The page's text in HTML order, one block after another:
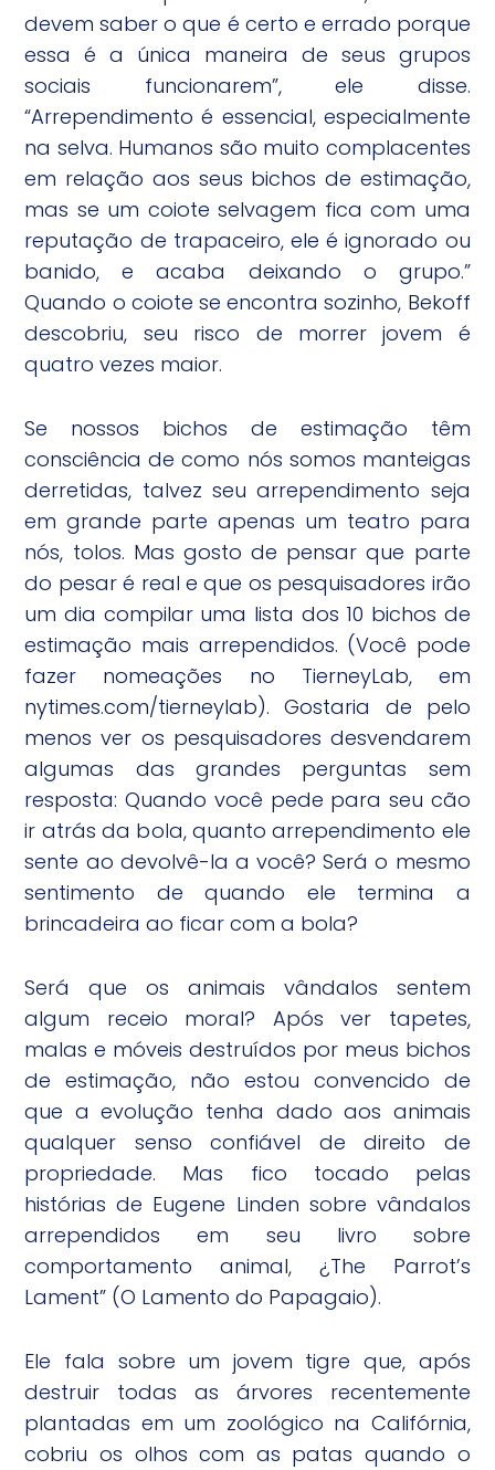
devem saber o que é certo e errado porque
essa é a única maneira de seus grupos
sociais funcionarem”, ele disse.
“Arrependimento é essencial, especialmente
na selva. Humanos são muito complacentes
em relação aos seus bichos de estimação,
mas se um coiote selvagem fica com uma
reputação de trapaceiro, ele é ignorado ou
banido, e acaba deixando o grupo.”
Quando o coiote se encontra sozinho, Bekoff
descobriu, seu risco de morrer jovem é
quatro vezes maior.
Se nossos bichos de estimação têm
consciência de como nós somos manteigas
derretidas, talvez seu arrependimento seja
em grande parte apenas um teatro para
nós, tolos. Mas gosto de pensar que parte
do pesar é real e que os pesquisadores irão
um dia compilar uma lista dos 10 bichos de
estimação mais arrependidos. (Você pode
fazer nomeações no TierneyLab, em
nytimes.com/tierneylab). Gostaria de pelo
menos ver os pesquisadores desvendarem
algumas das grandes perguntas sem
resposta: Quando você pede para seu cão
ir atrás da bola, quanto arrependimento ele
sente ao devolvê-la a você? Será o mesmo
sentimento de quando ele termina a
brincadeira ao ficar com a bola?
Será que os animais vândalos sentem
algum receio moral? Após ver tapetes,
malas e móveis destruídos por meus bichos
de estimação, não estou convencido de
que a evolução tenha dado aos animais
qualquer senso confiável de direito de
propriedade. Mas fico tocado pelas
histórias de Eugene Linden sobre vândalos
arrependidos em seu livro sobre
comportamento animal, ¿The Parrot’s
Lament” (O Lamento do Papagaio).
Ele fala sobre um jovem tigre que, após
destruir todas as árvores recentemente
plantadas em um zoológico na Califórnia,
cobriu os olhos com as patas quando o